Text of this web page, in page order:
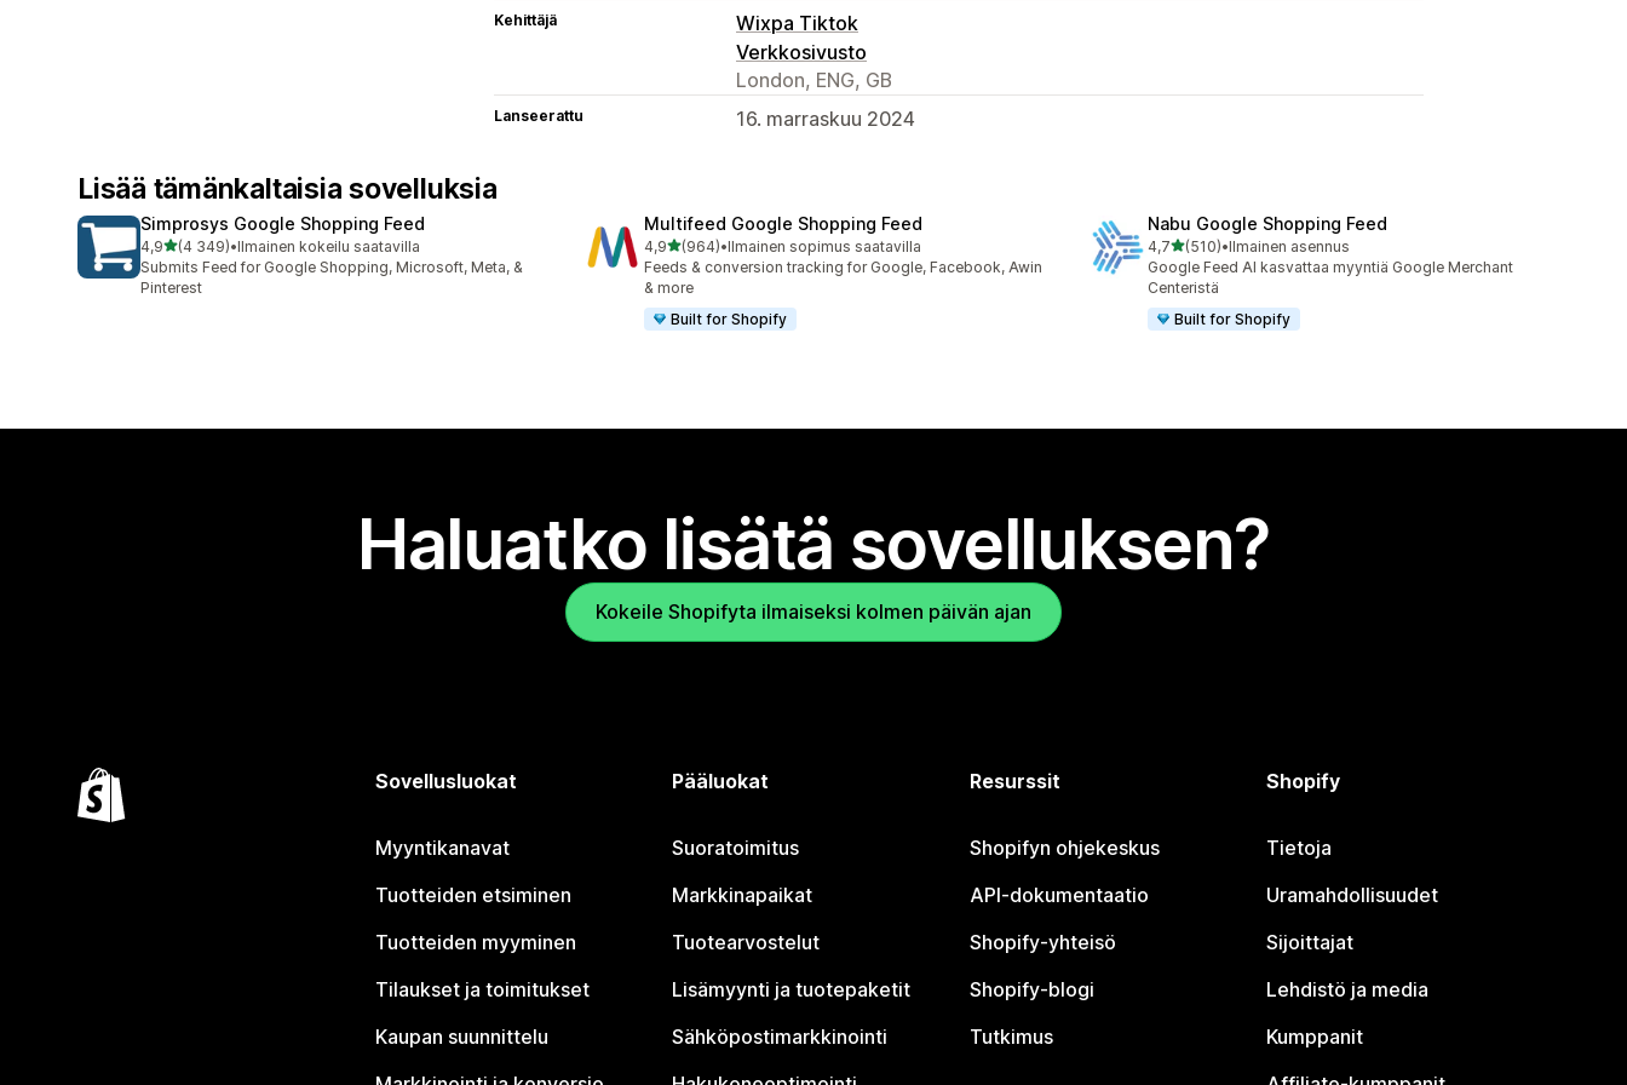
Kehittäjä
Wixpa Tiktok
Verkkosivusto
London, ENG, GB
Lanseerattu 16. marraskuu 2024
Lisää tämänkaltaisia sovelluksia
Simprosys Google Shopping Feed
4,9/ 5 tähteä
(4 349)
4349 arvostelua yhteensä
•Ilmainen kokeilu saatavilla
Submits Feed for Google Shopping, Microsoft, Meta, &
Pinterest
Multifeed Google Shopping Feed
4,9/ 5 tähteä
(964)
964 arvostelua yhteensä
•Ilmainen sopimus saatavilla
Feeds & conversion tracking for Google, Facebook, Awin
& more
Built for Shopify
Nabu Google Shopping Feed
4,7/ 5 tähteä
(510)
510 arvostelua yhteensä
•Ilmainen asennus
Google Feed AI kasvattaa myyntiä Google Merchant
Centeristä
Built for Shopify
Haluatko lisätä sovelluksen?
Kokeile Shopifyta ilmaiseksi kolmen päivän ajan
Sovellusluokat
Myyntikanavat
Tuotteiden etsiminen
Tuotteiden myyminen
Tilaukset ja toimitukset
Kaupan suunnittelu
Pääluokat
Suoratoimitus
Markkinapaikat
Tuotearvostelut
Lisämyynti ja tuotepaketit
Sähköpostimarkkinointi
Resurssit
Shopifyn ohjekeskus
API-dokumentaatio
Shopify-yhteisö
Shopify-blogi
Tutkimus
Shopify
Tietoja
Uramahdollisuudet
Sijoittajat
Lehdistö ja media
Kumppanit